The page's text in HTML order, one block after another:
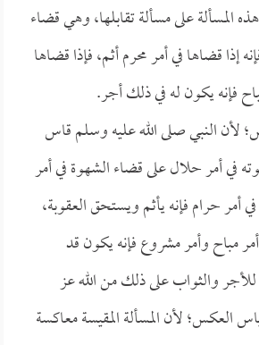
المسألة على مسألة تقابلها، وهي قضاء
إذا قضاها في أمر محرم أثم، فإذا قضاها
فإنه يكون له في ذلك أجر.
لأن النبي صلى الله عليه وسلم قاس
في أمر حلال على قضاء الشهوة في أمر
أمر حرام فإنه يأثم ويستحق العقوبة،
مباح وأمر مشروع فإنه يكون قد
والثواب على ذلك من الله عز
لأن المسألة المقيسة معاكسة